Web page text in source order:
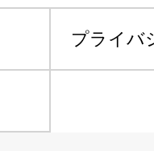
プライバ